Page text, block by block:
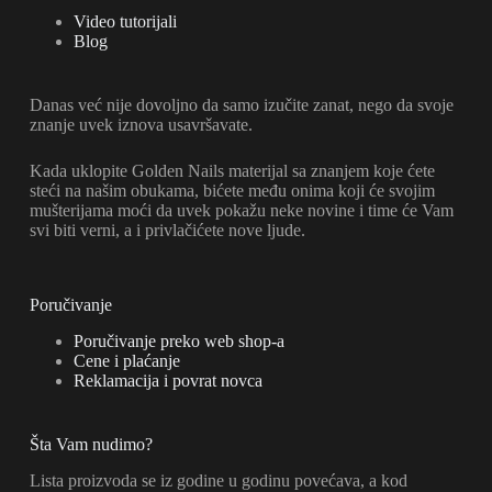
proizvoda.
Video tutorijali
Blog
Danas već nije dovoljno da samo izučite zanat, nego da svoje
znanje uvek iznova usavršavate.
Kada uklopite Golden Nails materijal sa znanjem koje ćete
steći na našim obukama, bićete među onima koji će svojim
mušterijama moći da uvek pokažu neke novine i time će Vam
svi biti verni, a i privlačićete nove ljude.
Poručivanje
Poručivanje preko web shop-a
Cene i plaćanje
Reklamacija i povrat novca
Šta Vam nudimo?
Lista proizvoda se iz godine u godinu povećava, a kod